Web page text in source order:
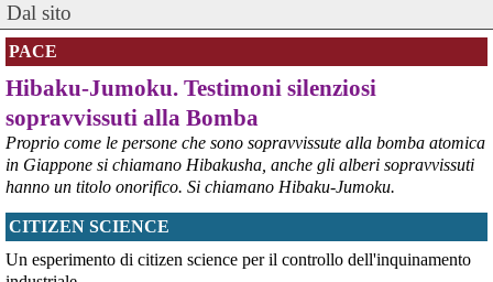
@peacelink - 9/8/2026 10:46
Da Luisa Morgantini, presidente di AssopacePalestina (per contatti:
lmorgantiniassopace@gmail.com)
A Supino, in provincia di Frosinone, al centro di AssopacePalestina
"Bab el Sham" (la  porta del sole), dal 16 al 23 agosto 2026, 60
studentesse e studenti di Gaza, che hanno avuto scholarship da
diverse Universita' italiane, si incontreranno per conoscersi,
scambiare idee, essere di reciproco aiuto, per condividere la loro
situazione, i bisogni e le necessita'.
#dirittiglobali #Palestina
@peacelink - 9/8/2026 10:43
Ivrea, 232° Presidio per la Pace di Sabato 8° agosto 2026 - Report
Dal sito
PACE
Hibaku-Jumoku. Testimoni silenziosi
sopravvissuti alla Bomba
Proprio come le persone che sono sopravvissute alla bomba atomica
in Giappone si chiamano Hibakusha, anche gli alberi sopravvissuti
hanno un titolo onorifico. Si chiamano Hibaku-Jumoku.
CITIZEN SCIENCE
Un esperimento di citizen science per il controllo dell'inquinamento